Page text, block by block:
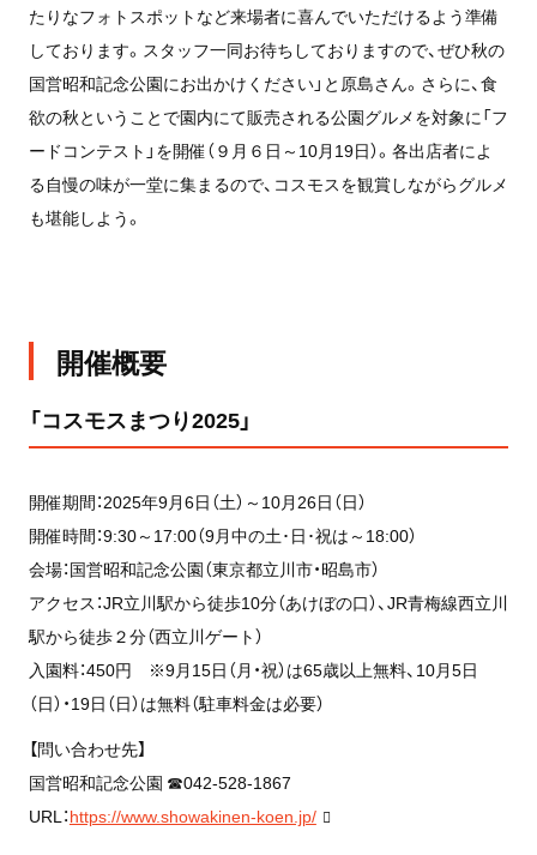
たりなフォトスポットなど来場者に喜んでいただけるよう準備
しております。スタッフ一同お待ちしておりますので、ぜひ秋の
国営昭和記念公園にお出かけください」と原島さん。さらに、食
欲の秋ということで園内にて販売される公園グルメを対象に「フ
ードコンテスト」を開催（９月６日～10月19日）。各出店者によ
る自慢の味が一堂に集まるので、コスモスを観賞しながらグルメ
も堪能しよう。
開催概要
「コスモスまつり2025」
開催期間：2025年9月6日（土）～10月26日（日）
開催時間：9:30～17:00（9月中の土･日･祝は～18:00）
会場：国営昭和記念公園（東京都立川市・昭島市）
アクセス：JR立川駅から徒歩10分（あけぼの口）、JR青梅線西立川
駅から徒歩２分（西立川ゲート）
入園料：450円 ※9月15日（月・祝）は65歳以上無料、10月5日
（日）・19日（日）は無料（駐車料金は必要）
【問い合わせ先】
国営昭和記念公園 ☎042-528-1867
URL：https://www.showakinen-koen.jp/